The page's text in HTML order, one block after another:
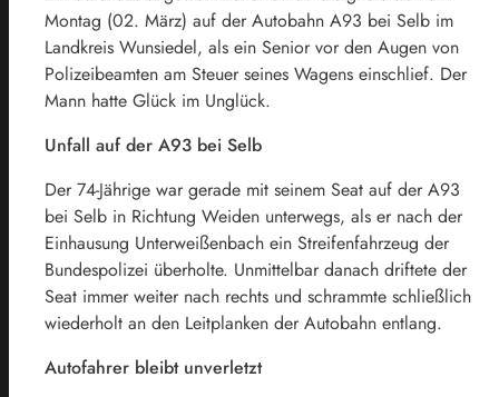
Montag (02. März) auf der Autobahn A93 bei Selb im
Landkreis Wunsiedel, als ein Senior vor den Augen von
Polizeibeamten am Steuer seines Wagens einschlief. Der
Mann hatte Glück im Unglück.
Unfall auf der A93 bei Selb
Der 74-Jährige war gerade mit seinem Seat auf der A93
bei Selb in Richtung Weiden unterwegs, als er nach der
Einhausung Unterweißenbach ein Streifenfahrzeug der
Bundespolizei überholte. Unmittelbar danach driftete der
Seat immer weiter nach rechts und schrammte schließlich
wiederholt an den Leitplanken der Autobahn entlang.
Autofahrer bleibt unverletzt